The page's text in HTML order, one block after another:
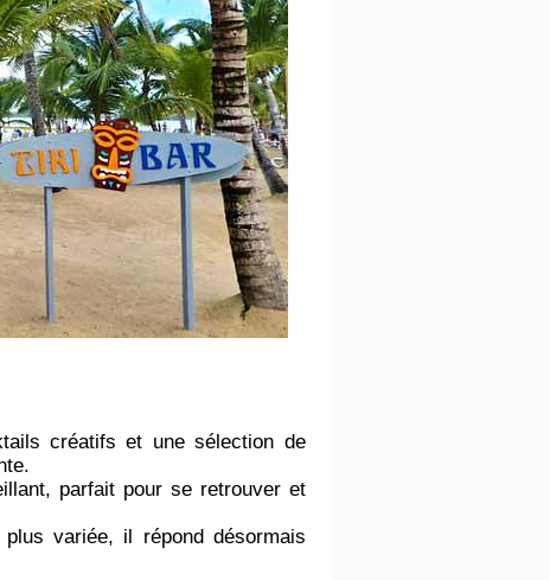
créatifs et une sélection de
parfait pour se retrouver et
variée, il répond désormais